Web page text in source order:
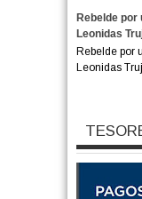
Rebelde por
Leonidas
Rebelde por
Leonidas